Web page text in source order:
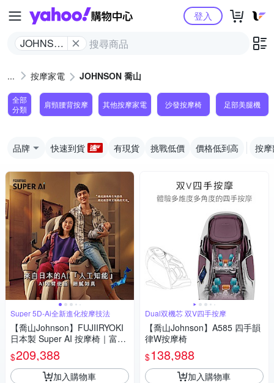
Yahoo購物中心
JOHNSON
登入
按摩家電 JOHNSON 喬山
全部
分類
肩頸腰背按摩 其他按摩家電 沙發按摩椅 足部美腿機
品牌 快速到貨 有現貨 挑戰低價 價格低到高 按
Super 5D-Ai全新進化按摩技法
【喬山Johnson】FUJIIRYOKI
日本製 Super AI 按摩椅｜富士
醫療器 JP-4000 5D-Ai MECHA
Plus
$209,388
加入購物車
Dual双機芯 双V四手按摩
【喬山Johnson】A585 四手韻
律W按摩椅
$138,988
加入購物車